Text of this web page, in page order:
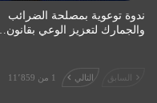
ندوة توعوية بمصلحة الضرائب
والجمارك لتعزيز الوعي بقانون…
السابق التالي 1 من 11٬859